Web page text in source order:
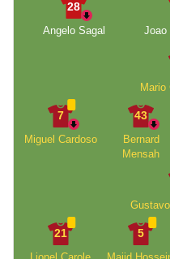
28
Angelo Sagal
Joao
Mario
7
Miguel Cardoso
43
Bernard
Mensah
21
Lionel Carole
5
Majid